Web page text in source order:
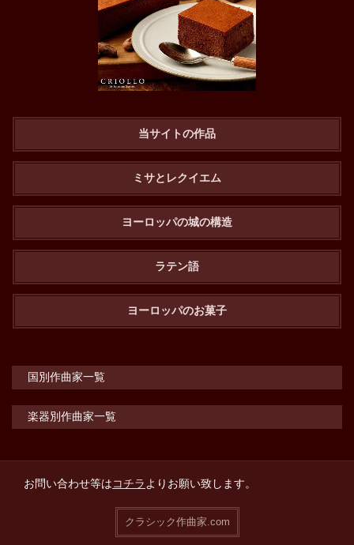
当サイトの作品
ミサとレクイエム
ヨーロッパの城の構造
ラテン語
ヨーロッパのお菓子
国別作曲家一覧
楽器別作曲家一覧
お問い合わせ等はコチラよりお願い致します。
クラシック作曲家.com